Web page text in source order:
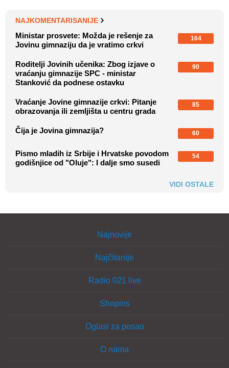
NAJKOMENTARISANIJE
Ministar prosvete: Možda je rešenje za
Jovinu gimnaziju da je vratimo crkvi
164
Roditelji Jovinih učenika: Zbog izjave o
vraćanju gimnazije SPC - ministar
Stanković da podnese ostavku
90
Vraćanje Jovine gimnazije crkvi: Pitanje
obrazovanja ili zemljišta u centru grada
85
Čija je Jovina gimnazija? 60
Pismo mladih iz Srbije i Hrvatske povodom
godišnjice od "Oluje": I dalje smo susedi
54
VIDI OSTALE
Najnovije
Najčitanije
Radio 021 live
Shopins
Oglasi za posao
O nama